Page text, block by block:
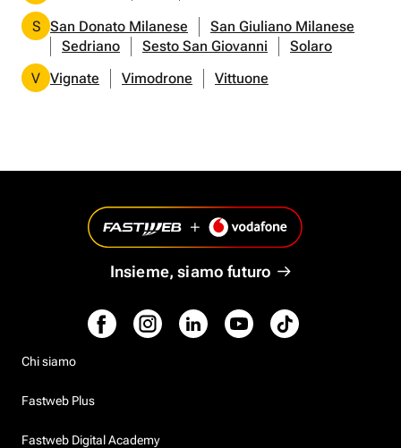
S San Donato Milanese
San Giuliano Milanese
Sedriano
Sesto San Giovanni
Solaro
V Vignate Vimodrone Vittuone
Insieme, siamo futuro
Chi siamo
Fastweb Plus
Fastweb Digital Academy